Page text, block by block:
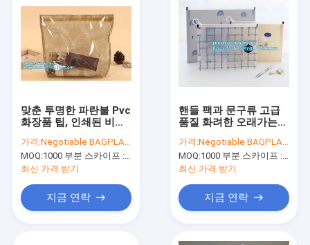
맞춘 투명한 파란불 Pvc
화장품 팁, 인쇄된 비닐
PVC 팁 가방, 집록크 팁
과 함께 로
가격:Negotiable BAGPLASTICS@YAHOO.COM
MOQ:1000 부분 스카이프 : 마이데아르닐
최신 가격 받기
지금 연락
핸들 팩과 문구류 고급
품질 화려한 오래가는
플라스틱 pvc 문구류 파
일 가방
가격:Negotiable BAGPLASTICS@YAHOO.COM
MOQ:1000 부분 스카이프 : 마이데아르닐
최신 가격 받기
지금 연락